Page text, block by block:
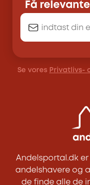
Få
Se vores Privatlivs-
Andelsportal.dk
andelshavere og
de finde alle de